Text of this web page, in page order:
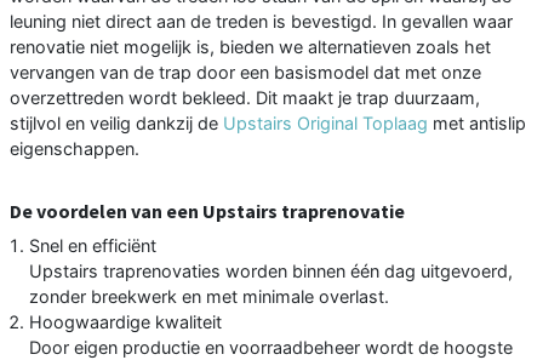
leuning niet direct aan de treden is bevestigd. In gevallen waar
renovatie niet mogelijk is, bieden we alternatieven zoals het
vervangen van de trap door een basismodel dat met onze
overzettreden wordt bekleed. Dit maakt je trap duurzaam,
stijlvol en veilig dankzij de Upstairs Original Toplaag met antislip
eigenschappen.
De voordelen van een Upstairs traprenovatie
Snel en efficiënt
Upstairs traprenovaties worden binnen één dag uitgevoerd,
zonder breekwerk en met minimale overlast.
Hoogwaardige kwaliteit
Door eigen productie en voorraadbeheer wordt de hoogste